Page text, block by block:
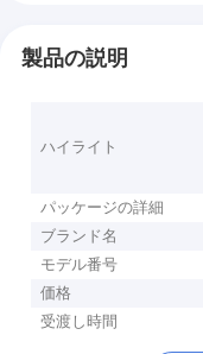
製品の説明
ハイライト
パッケージの詳細
ブランド名
モデル番号
価格
受渡し時間